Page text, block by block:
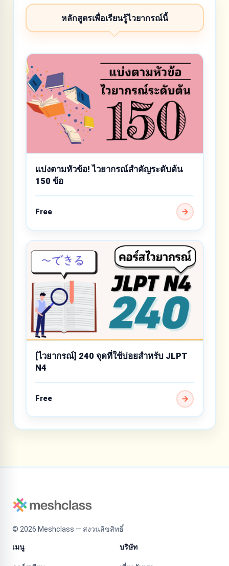
หลักสูตรเพื่อเรียนรู้ไวยากรณ์นี้
แบ่งตามหัวข้อ! ไวยากรณ์สำคัญระดับต้น
150 ข้อ
Free
[ไวยากรณ์] 240 จุดที่ใช้บ่อยสำหรับ JLPT
N4
Free
© 2026 Meshclass — สงวนลิขสิทธิ์
เมนู บริษัท